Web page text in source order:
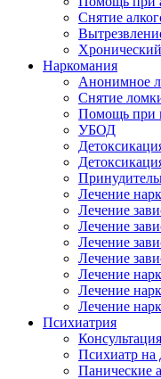
Снятие
Наркомания
Анонимное
Снятие
Помощь при
УБОД
Лечение
Лечение
Лечение
Лечение
Лечение
Лечение
Лечение
Лечение
Психиатрия
Психиатр на
Панические